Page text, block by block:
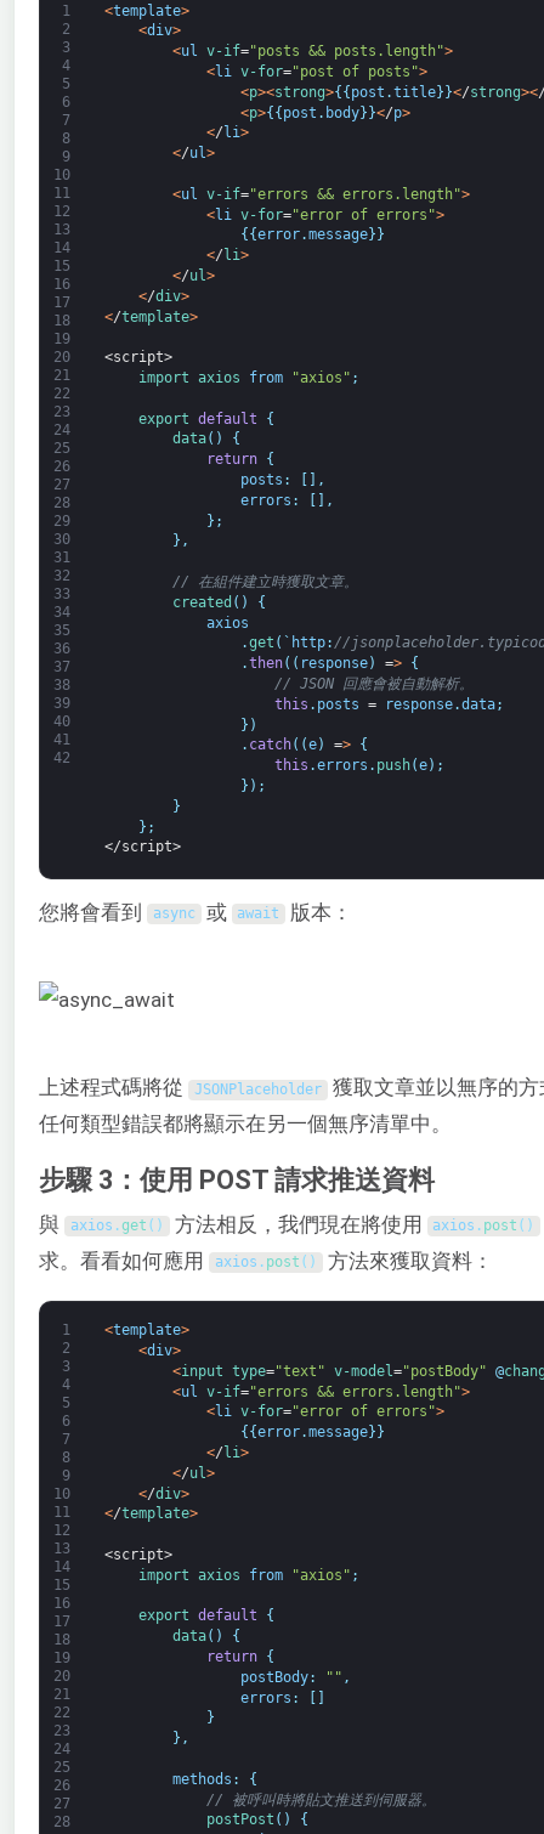
1
2
3
4
5
6
7
8
9
10
11
12
13
14
15
16
17
18
19
20
21
22
23
24
25
26
27
28
29
30
31
32
33
34
35
36
37
38
39
40
41
42
<template>
<div>
<ul v-if="posts && posts.length">
<li v-for="post of posts">
<p><strong>{{post .title}}</strong><
<p>{{post . body}}</p>
</ li>
</ul>
<ul v-if="errors && errors.length">
<li v-for="error of errors">
{ {error.message} }
</ li>
</ul>
</div>
</template>
<script>
import axios from "axios" ;
export default
{
data( )
{
return
{
posts :
,
errors : [ ] ,
} ;
} ,
// 在組件建立時獲取文章。
created ( )
{
axios
.get ( ` http: //
.then( ( response) =>
{
// JSON 回應會被自動解析。
this . posts = response.data;
} )
. catch( (e) =>
{
this .errors . push(e) ;
} ) ;
}
} ;
</script>
您將會看到 async 或 await 版本：
上述程式碼將從 JSONPlaceholder 獲取文章並以無序的
任何類型錯誤都將顯示在另一個無序清單中。
步驟 3：使用 POST 請求推送資料
與 axios .get ( ) 方法相反，我們現在將使用 axios . post ( )
求。看看如何應用
axios . post ( ) 方法來獲取資料：
1
2
3
4
5
6
7
8
9
10
11
12
13
14
15
16
17
18
19
20
21
22
23
24
25
26
27
28
<template>
<div>
<input type="text" v-model="postBody" @
<ul v-if="errors && errors.length">
<li v-for="error of errors">
{ {error.message} }
</ li>
</ul >
</div>
</template>
<script>
import axios from "axios" ;
export default
{
data( )
{
return
{
postBody: "" ,
errors : [ ]
}
} ,
methods :
{
// 被呼叫時將貼文推送到伺服器。
postPost ( )
{